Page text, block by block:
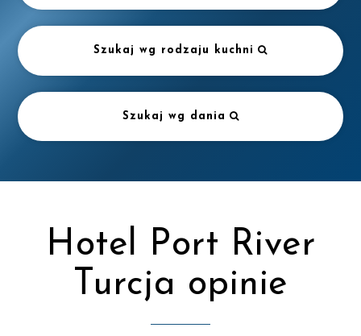
Szukaj wg rodzaju kuchni
Szukaj wg dania
Hotel Port River
Turcja opinie